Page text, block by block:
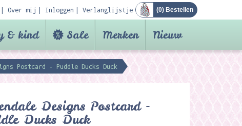
Over mij Inloggen Verlanglijstje (0) Bestellen
& kind Sale Merken Nieuw
Postcard - Puddle Ducks Duck
Designs Postcard -
Ducks Duck